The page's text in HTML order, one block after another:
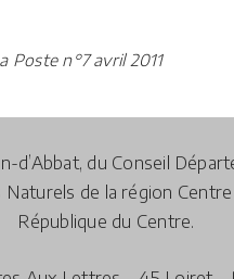
Poste n°7 avril 2011
du Conseil
de la région
République du Centre.